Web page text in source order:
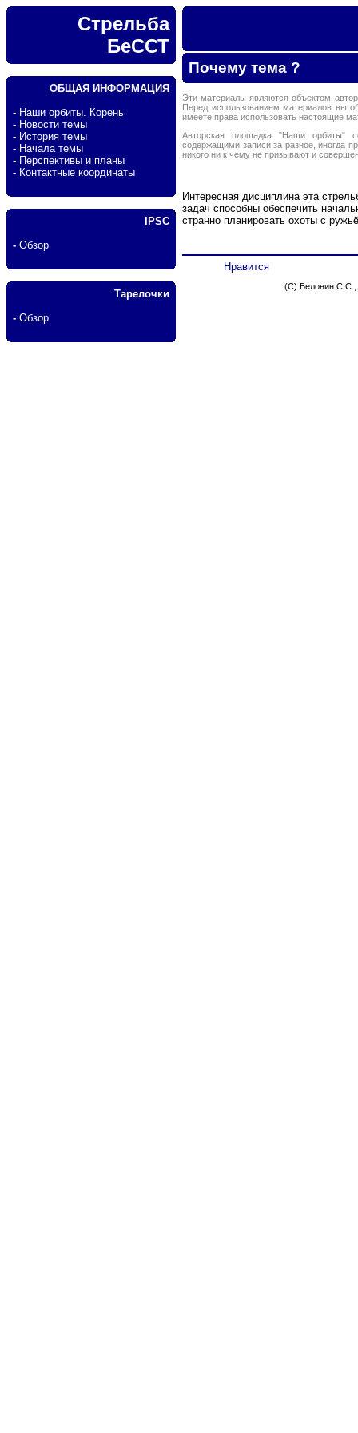
Стрельба
БеССТ
ОБЩАЯ ИНФОРМАЦИЯ
- Наши орбиты. Корень
- Новости темы
- История темы
- Начала темы
- Перспективы и планы
- Контактные координаты
IPSC
- Обзор
Тарелочки
- Обзор
Почему тема ?
Эти материалы являются объектом
Перед использованием материалов вы
имеете права использовать настоящие
Авторская площадка "Наши орбиты"
содержащими записи за разное, иногда
никого ни к чему не призывают и
Интересная дисциплина эта
задач способны обеспечить
странно планировать охоты с
Нравится
(C) Белонин С.С.,